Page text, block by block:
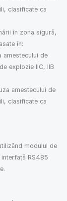
clasificate ca
în zona sigură,
în:
amestecului de
explozie IIC, IIB
amestecului de
clasificate ca
modulul de
RS485